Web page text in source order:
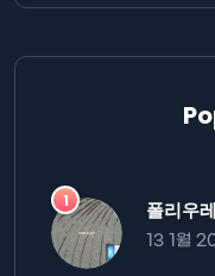
폴리우
13 1월